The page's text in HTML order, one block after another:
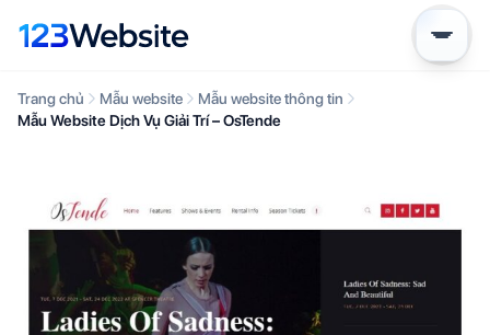
Trang chủ Mẫu website
Mẫu website thông tin
Mẫu Website Dịch Vụ Giải Trí – OsTende